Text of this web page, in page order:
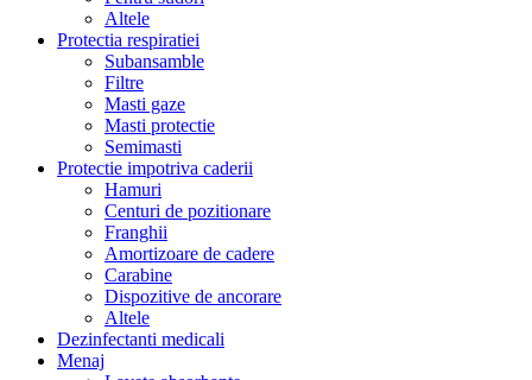
Altele
Protectia respiratiei
Subansamble
Filtre
Masti gaze
Masti protectie
Semimasti
Protectie impotriva caderii
Hamuri
Centuri de pozitionare
Franghii
Amortizoare de cadere
Carabine
Dispozitive de ancorare
Altele
Dezinfectanti medicali
Menaj